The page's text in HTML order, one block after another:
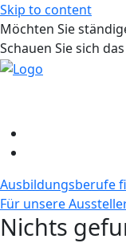
Skip to content
Möchten Sie
Schauen Sie sich das
Ausbildungsberufe
Für unsere
Nichts